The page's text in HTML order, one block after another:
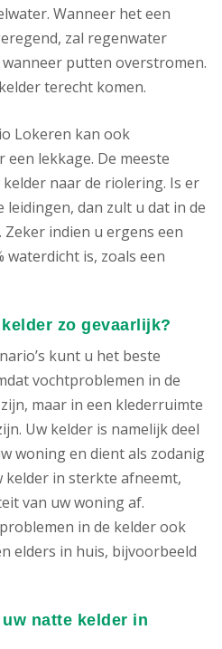
Wanneer het een
zal regenwater
putten overstromen.
terecht komen.
Lokeren kan ook
lekkage. De meeste
naar de riolering. Is er
leidingen, dan zult u dat in de
indien u ergens een
waterdicht is, zoals een
zo gevaarlijk?
kunt u het beste
vochtproblemen in de
maar in een klederruimte
Uw kelder is namelijk deel
woning en dient als zodanig
kelder in sterkte afneemt,
van uw woning af.
in de kelder ook
elders in huis, bijvoorbeeld
natte kelder in